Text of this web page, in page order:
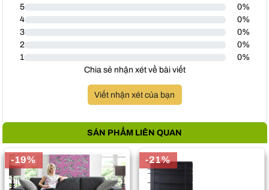
5
0%
4
0%
3
0%
2
0%
1
0%
Chia sẻ nhận xét về bài viết
Viết nhận xét của bạn
SẢN PHẨM LIÊN QUAN
-19% -21%